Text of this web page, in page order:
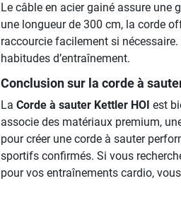
Le câble en acier gainé assure une
une longueur de 300 cm, la corde
raccourcie facilement si
habitudes d’entraînement.
Conclusion sur la corde à
La Corde à sauter Kettler HOI est
associe des matériaux premium,
pour créer une corde à sauter
sportifs confirmés. Si vous
pour vos entraînements cardio,